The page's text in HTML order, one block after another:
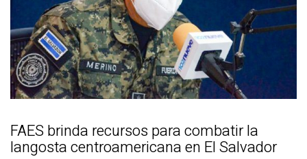
FAES brinda recursos para combatir la
langosta centroamericana en El Salvador